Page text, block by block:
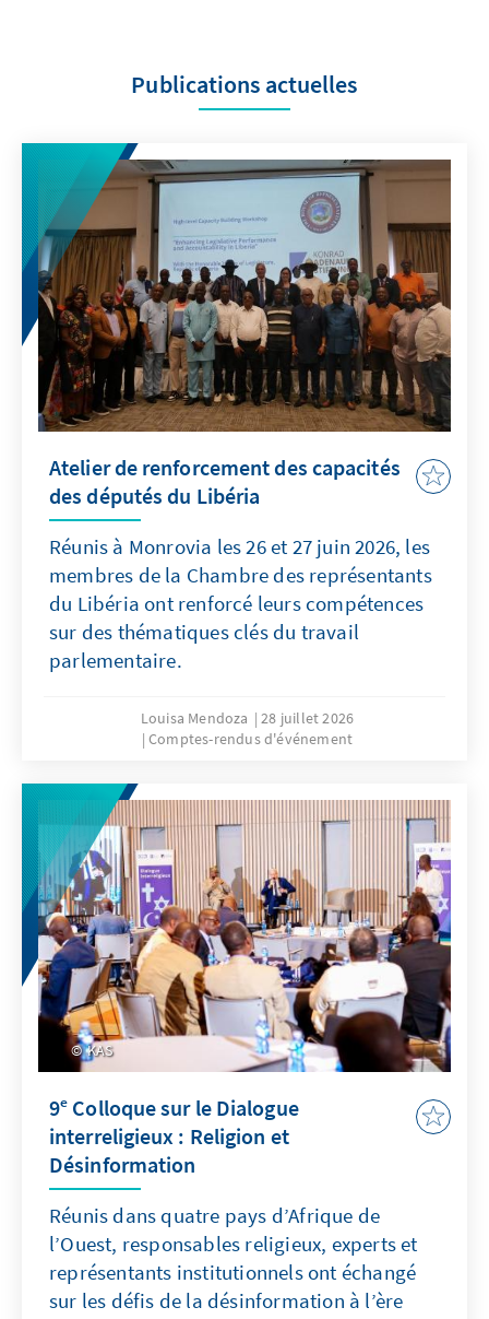
Publications actuelles
Atelier de renforcement des capacités
des députés du Libéria
Réunis à Monrovia les 26 et 27 juin 2026, les
membres de la Chambre des représentants
du Libéria ont renforcé leurs compétences
sur des thématiques clés du travail
parlementaire.
Louisa Mendoza
28 juillet 2026
Comptes-rendus d'événement
KAS
9ᵉ Colloque sur le Dialogue
interreligieux : Religion et
Désinformation
Réunis dans quatre pays d’Afrique de
l’Ouest, responsables religieux, experts et
représentants institutionnels ont échangé
sur les défis de la désinformation à l’ère